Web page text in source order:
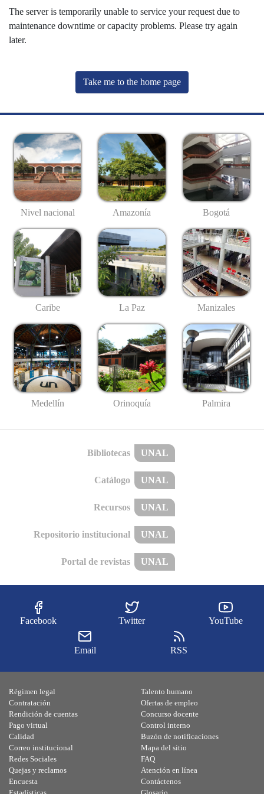
The server is temporarily unable to service your request due to
maintenance downtime or capacity problems. Please try again
later.
Take me to the home page
Nivel nacional Amazonía Bogotá
Caribe La Paz Manizales
Medellín Orinoquía Palmira
Bibliotecas UNAL
Catálogo UNAL
Recursos UNAL
Repositorio institucional UNAL
Portal de revistas UNAL
Facebook Twitter YouTube
Email RSS
Régimen legal
Contratación
Rendición de cuentas
Pago virtual
Calidad
Talento humano
Ofertas de empleo
Concurso docente
Control interno
Buzón de notificaciones
Correo institucional
Redes Sociales
Quejas y reclamos
Encuesta
Mapa del sitio
FAQ
Atención en línea
Contáctenos